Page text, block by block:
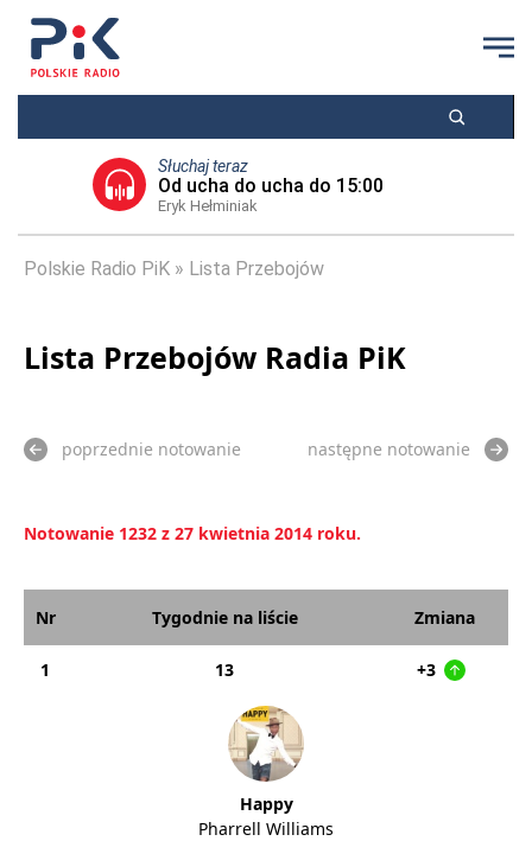
Słuchaj teraz
Od ucha do ucha do 15:00
Eryk Hełminiak
Polskie Radio PiK Lista Przebojów
Lista Przebojów Radia PiK
poprzednie notowanie następne notowanie
Notowanie 1232 z 27 kwietnia 2014 roku.
Nr Tygodnie na liście Zmiana
1 13 +3
Happy
Pharrell Williams